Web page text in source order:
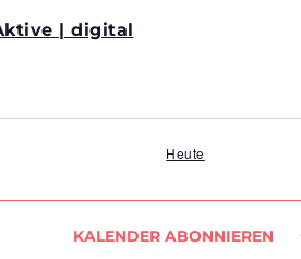
| digital
Heute
KALENDER ABONNIEREN